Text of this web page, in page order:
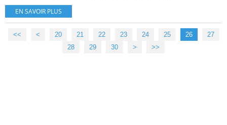
EN SAVOIR PLUS
<< < 10
20 21 22 23 24 25 26
27
28
29 30 40
50
60
70
80
90
100
> >>